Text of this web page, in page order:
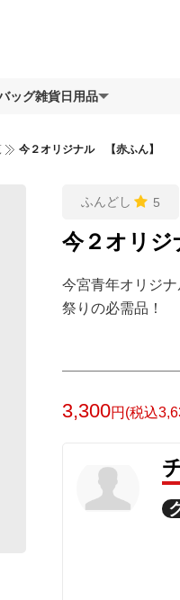
ッグ雑貨日用品
今２オリジナル 【赤ふん】
ふんどし 5
今２オリ
今宮青年オリジ
祭りの必需品！
3,300円(税込